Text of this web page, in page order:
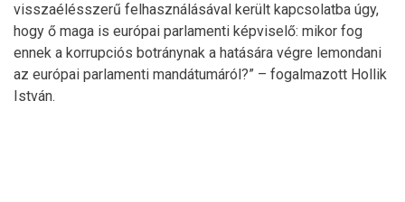
visszaélésszerű felhasználásával került kapcsolatba úgy,
hogy ő maga is európai parlamenti képviselő: mikor fog
ennek a korrupciós botránynak a hatására végre lemondani
az európai parlamenti mandátumáról?” – fogalmazott Hollik
István.